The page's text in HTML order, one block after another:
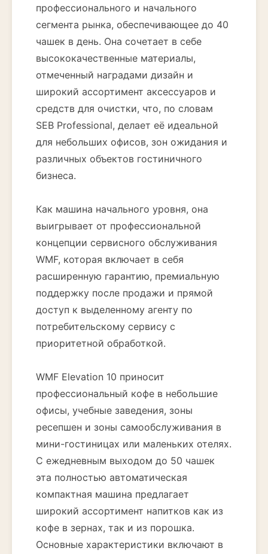
профессионального и начального
сегмента рынка, обеспечивающее до 40
чашек в день. Она сочетает в себе
высококачественные материалы,
отмеченный наградами дизайн и
широкий ассортимент аксессуаров и
средств для очистки, что, по словам
SEB Professional, делает её идеальной
для небольших офисов, зон ожидания и
различных объектов гостиничного
бизнеса.
Как машина начального уровня, она
выигрывает от профессиональной
концепции сервисного обслуживания
WMF, которая включает в себя
расширенную гарантию, премиальную
поддержку после продажи и прямой
доступ к выделенному агенту по
потребительскому сервису с
приоритетной обработкой.
WMF Elevation 10 приносит
профессиональный кофе в небольшие
офисы, учебные заведения, зоны
ресепшен и зоны самообслуживания в
мини-гостиницах или маленьких отелях.
С ежедневным выходом до 50 чашек
эта полностью автоматическая
компактная машина предлагает
широкий ассортимент напитков как из
кофе в зернах, так и из порошка.
Основные характеристики включают в